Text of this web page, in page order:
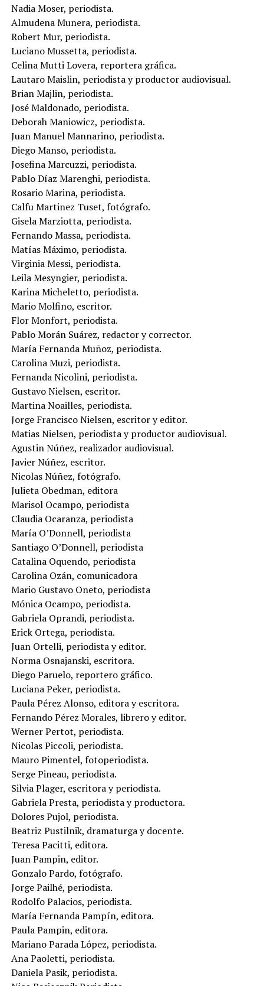
Nadia Moser, periodista.
Almudena Munera, periodista.
Robert Mur, periodista.
Luciano Mussetta, periodista.
Celina Mutti Lovera, reportera gráfica.
Lautaro Maislin, periodista y productor audiovisual.
Brian Majlin, periodista.
José Maldonado, periodista.
Deborah Maniowicz, periodista.
Juan Manuel Mannarino, periodista.
Diego Manso, periodista.
Josefina Marcuzzi, periodista.
Pablo Díaz Marenghi, periodista.
Rosario Marina, periodista.
Calfu Martinez Tuset, fotógrafo.
Gisela Marziotta, periodista.
Fernando Massa, periodista.
Matías Máximo, periodista.
Virginia Messi, periodista.
Leila Mesyngier, periodista.
Karina Micheletto, periodista.
Mario Molfino, escritor.
Flor Monfort, periodista.
Pablo Morán Suárez, redactor y corrector.
María Fernanda Muñoz, periodista.
Carolina Muzi, periodista.
Fernanda Nicolini, periodista.
Gustavo Nielsen, escritor.
Martina Noailles, periodista.
Jorge Francisco Nielsen, escritor y editor.
Matias Nielsen, periodista y productor audiovisual.
Agustin Núñez, realizador audiovisual.
Javier Núñez, escritor.
Nicolas Núñez, fotógrafo.
Julieta Obedman, editora
Marisol Ocampo, periodista
Claudia Ocaranza, periodista
María O’Donnell, periodista
Santiago O’Donnell, periodista
Catalina Oquendo, periodista
Carolina Ozán, comunicadora
Mario Gustavo Oneto, periodista
Mónica Ocampo, periodista.
Gabriela Oprandi, periodista.
Erick Ortega, periodista.
Juan Ortelli, periodista y editor.
Norma Osnajanski, escritora.
Diego Paruelo, reportero gráfico.
Luciana Peker, periodista.
Paula Pérez Alonso, editora y escritora.
Fernando Pérez Morales, librero y editor.
Werner Pertot, periodista.
Nicolas Piccoli, periodista.
Mauro Pimentel, fotoperiodista.
Serge Pineau, periodista.
Silvia Plager, escritora y periodista.
Gabriela Presta, periodista y productora.
Dolores Pujol, periodista.
Beatriz Pustilnik, dramaturga y docente.
Teresa Pacitti, editora.
Juan Pampin, editor.
Gonzalo Pardo, fotógrafo.
Jorge Pailhé, periodista.
Rodolfo Palacios, periodista.
María Fernanda Pampín, editora.
Paula Pampin, editora.
Mariano Parada López, periodista.
Ana Paoletti, periodista.
Daniela Pasik, periodista.